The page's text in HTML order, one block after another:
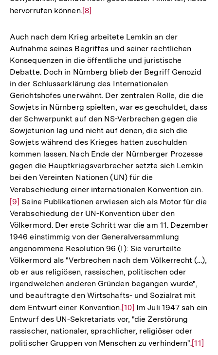
hervorrufen können.Zur
der
Fußnote
[8]
Auch nach dem Krieg arbeitete Lemkin an der
Aufnahme seines Begriffes und seiner rechtlichen
Konsequenzen in die öffentliche und juristische
Debatte. Doch in Nürnberg blieb der Begriff Genozid
in der Schlusserklärung des Internationalen
Gerichtshofes unerwähnt. Der zentralen Rolle, die die
Sowjets in Nürnberg spielten, war es geschuldet, dass
der Schwerpunkt auf den NS-Verbrechen gegen die
Sowjetunion lag und nicht auf denen, die sich die
Sowjets während des Krieges hatten zuschulden
kommen lassen. Nach Ende der Nürnberger Prozesse
gegen die Hauptkriegsverbrecher setzte sich Lemkin
bei den Vereinten Nationen (UN) für die
Verabschiedung einer internationalen Konvention ein.Zur
[9] Seine Publikationen erwiesen sich als Motor für die
Verabschiedung der UN-Konvention über den
Völkermord. Der erste Schritt war die am 11. Dezember
1946 einstimmig von der Generalversammlung
angenommene Resolution 96 (I): Sie verurteilte
Völkermord als "Verbrechen nach dem Völkerrecht (...),
ob er aus religiösen, rassischen, politischen oder
irgendwelchen anderen Gründen begangen wurde",
und beauftragte den Wirtschafts- und Sozialrat mit
dem Entwurf einer Konvention.Zur
Auflösung
der
Fußnote
[10] Im Juli 1947 sah ein
Entwurf des UN-Sekretariats vor, "die Zerstörung
rassischer, nationaler, sprachlicher, religiöser oder
politischer Gruppen von Menschen zu verhindern".Zur
[11]